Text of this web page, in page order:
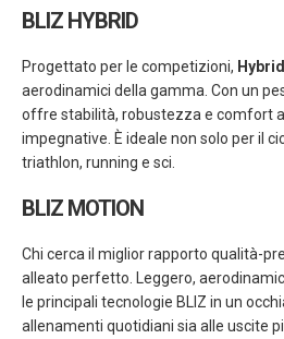
BLIZ HYBRID
Progettato per le competizioni, Hybrid
aerodinamici della gamma. Con un
offre stabilità, robustezza e comfort
impegnative. È ideale non solo per il
triathlon, running e sci.
BLIZ MOTION
Chi cerca il miglior rapporto qualità-
alleato perfetto. Leggero,
le principali tecnologie BLIZ in un
allenamenti quotidiani sia alle uscite